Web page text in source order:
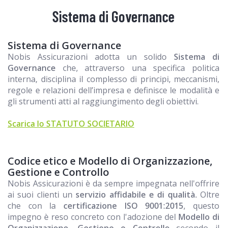
Sistema di Governance
Sistema di Governance
Nobis Assicurazioni adotta un solido Sistema di
Governance che, attraverso una specifica politica
interna, disciplina il complesso di principi, meccanismi,
regole e relazioni dell’impresa e definisce le modalità e
gli strumenti atti al raggiungimento degli obiettivi.
Scarica lo STATUTO SOCIETARIO
Codice etico e Modello di Organizzazione,
Gestione e Controllo
Nobis Assicurazioni è da sempre impegnata nell'offrire
ai suoi clienti un servizio affidabile e di qualità. Oltre
che con la certificazione ISO 9001:2015, questo
impegno è reso concreto con l'adozione del Modello di